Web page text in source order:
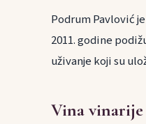
Podrum Pavlović
2011. godine
uživanje koji su
Vina vinarije